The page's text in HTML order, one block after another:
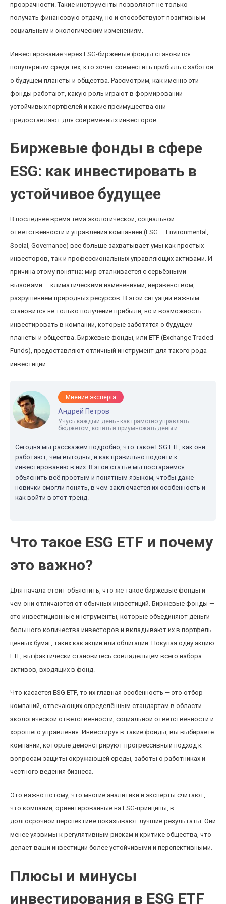
прозрачности. Такие инструменты позволяют не только
получать финансовую отдачу, но и способствуют позитивным
социальным и экологическим изменениям.
Инвестирование через ESG-биржевые фонды становится
популярным среди тех, кто хочет совместить прибыль с заботой
о будущем планеты и общества. Рассмотрим, как именно эти
фонды работают, какую роль играют в формировании
устойчивых портфелей и какие преимущества они
предоставляют для современных инвесторов.
Биржевые фонды в сфере
ESG: как инвестировать в
устойчивое будущее
В последнее время тема экологической, социальной
ответственности и управления компанией (ESG — Environmental,
Social, Governance) все больше захватывает умы как простых
инвесторов, так и профессиональных управляющих активами. И
причина этому понятна: мир сталкивается с серьёзными
вызовами — климатическими изменениями, неравенством,
разрушением природных ресурсов. В этой ситуации важным
становится не только получение прибыли, но и возможность
инвестировать в компании, которые заботятся о будущем
планеты и общества. Биржевые фонды, или ETF (Exchange Traded
Funds), предоставляют отличный инструмент для такого рода
инвестиций.
Мнение эксперта
Андрей Петров
Учусь каждый день - как грамотно управлять
бюджетом, копить и приумножать деньги
Сегодня мы расскажем подробно, что такое ESG ETF, как они
работают, чем выгодны, и как правильно подойти к
инвестированию в них. В этой статье мы постараемся
объяснить всё простым и понятным языком, чтобы даже
новички смогли понять, в чем заключается их особенность и
как войти в этот тренд.
Что такое ESG ETF и почему
это важно?
Для начала стоит объяснить, что же такое биржевые фонды и
чем они отличаются от обычных инвестиций. Биржевые фонды —
это инвестиционные инструменты, которые объединяют деньги
большого количества инвесторов и вкладывают их в портфель
ценных бумаг, таких как акции или облигации. Покупая одну акцию
ETF, вы фактически становитесь совладельцем всего набора
активов, входящих в фонд.
Что касается ESG ETF, то их главная особенность — это отбор
компаний, отвечающих определённым стандартам в области
экологической ответственности, социальной ответственности и
хорошего управления. Инвестируя в такие фонды, вы выбираете
компании, которые демонстрируют прогрессивный подход к
вопросам защиты окружающей среды, заботы о работниках и
честного ведения бизнеса.
Это важно потому, что многие аналитики и эксперты считают,
что компании, ориентированные на ESG-принципы, в
долгосрочной перспективе показывают лучшие результаты. Они
менее уязвимы к регулятивным рискам и критике общества, что
делает ваши инвестиции более устойчивыми и перспективными.
Плюсы и минусы
инвестирования в ESG ETF